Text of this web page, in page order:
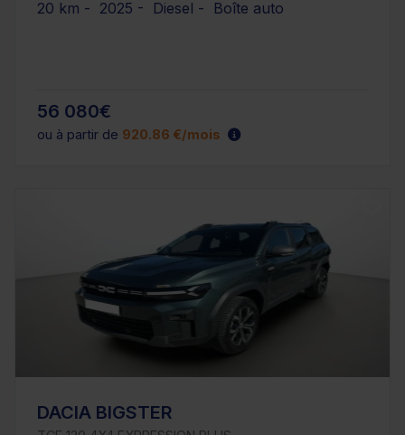
20 km - 2025 - Diesel - Boîte auto
56 080€
ou à partir de 920.86 €/mois
DACIA BIGSTER